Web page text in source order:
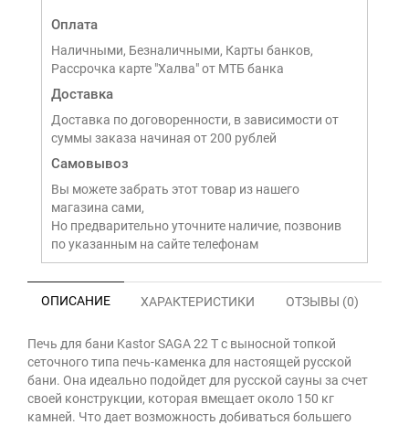
Оплата
Наличными, Безналичными, Карты банков,
Рассрочка карте "Халва" от МТБ банка
Доставка
Доставка по договоренности, в зависимости от
суммы заказа начиная от 200 рублей
Самовывоз
Вы можете забрать этот товар из нашего
магазина сами,
Но предварительно уточните наличие, позвонив
по указанным на сайте телефонам
ОПИСАНИЕ ХАРАКТЕРИСТИКИ ОТЗЫВЫ (0)
Печь для бани Kastor SAGA 22 T с выносной топкой
сеточного типа печь-каменка для настоящей русской
бани. Она идеально подойдет для русской сауны за счет
своей конструкции, которая вмещает около 150 кг
камней. Что дает возможность добиваться большего